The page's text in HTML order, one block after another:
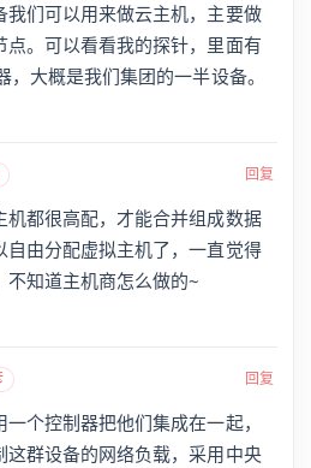
我们可以用来做云主机，主要做
点。可以看看我的探针，里面有
大概是我们集团的一半设备。
回复
机都很高配，才能合并组成数据
自由分配虚拟主机了，一直觉得
不知道主机商怎么做的~
回复
个控制器把他们集成在一起，
这群设备的网络负载，采用中央